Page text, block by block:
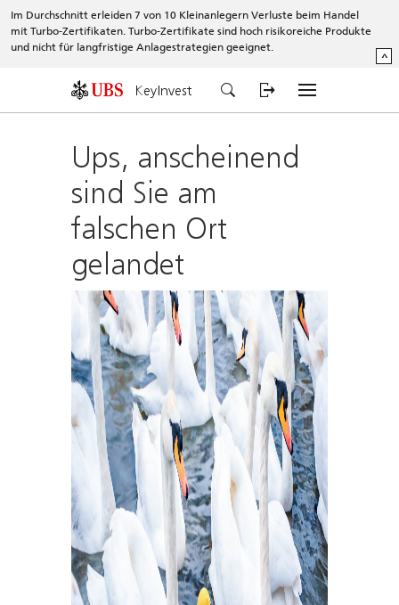
Im Durchschnitt erleiden 7 von 10 Kleinanlegern Verluste beim Handel
mit Turbo-Zertifikaten. Turbo-Zertifikate sind hoch risikoreiche Produkte
und nicht für langfristige Anlagestrategien geeignet.
^
KeyInvest
Ups, anscheinend
sind Sie am
falschen Ort
gelandet